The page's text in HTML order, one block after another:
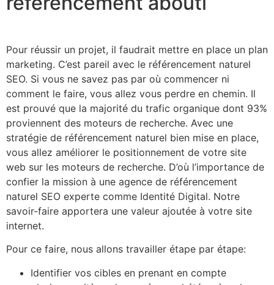
Pour réussir un projet, il faudrait mettre en place un plan
marketing. C’est pareil avec le référencement naturel
SEO. Si vous ne savez pas par où commencer ni
comment le faire, vous allez vous perdre en chemin. Il
est prouvé que la majorité du trafic organique dont 93%
proviennent des moteurs de recherche. Avec une
stratégie de référencement naturel bien mise en place,
vous allez améliorer le positionnement de votre site
web sur les moteurs de recherche. D’où l’importance de
confier la mission à une agence de référencement
naturel SEO experte comme Identité Digital. Notre
savoir-faire apportera une valeur ajoutée à votre site
internet.
Pour ce faire, nous allons travailler étape par étape:
Identifier vos cibles en prenant en compte